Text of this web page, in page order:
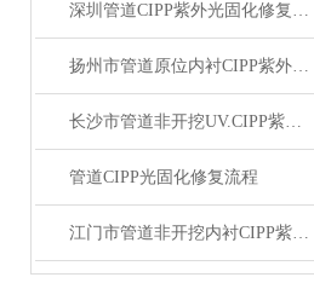
深圳管道CIPP紫外光固化修复原位内衬法
扬州市管道原位内衬CIPP紫外光固化修复
长沙市管道非开挖UV.CIPP紫外光固化修复
管道CIPP光固化修复流程
江门市管道非开挖内衬CIPP紫外光固化修复